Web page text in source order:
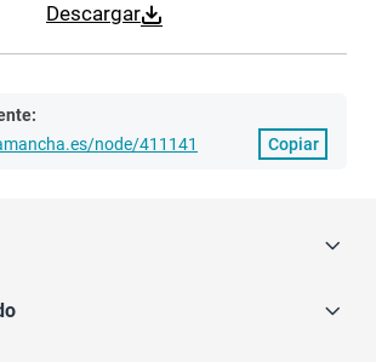
Descargar
node/411141
Copiar